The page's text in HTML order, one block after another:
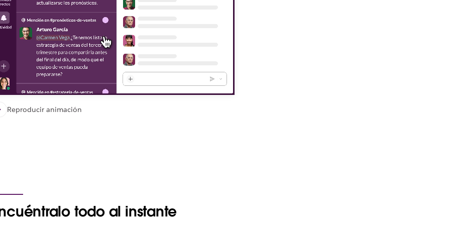
Reproducir animación
todo al instante